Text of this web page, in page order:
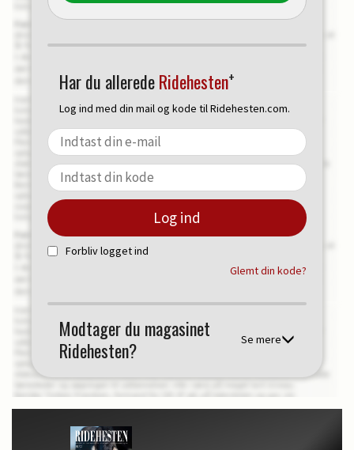
Har du alleredeRidehesten+
Log ind med din mail og kode til Ridehesten.com.
Forbliv logget ind
Glemt din kode?
Modtager du magasinet
Ridehesten?
Se mere